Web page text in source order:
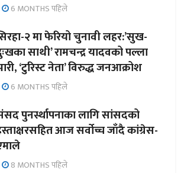
6 MONTHS पहिले
२ मा फेरियो चुनावी लहर:’सुख-
साथी’ रामचन्द्र यादवको पल्ला
‘टुरिस्ट नेता’ विरुद्ध जनआक्रोश
6 MONTHS पहिले
पुनर्स्थापनाका लागि सांसदको
आज सर्वोच्च जाँदै कांग्रेस-
8 MONTHS पहिले